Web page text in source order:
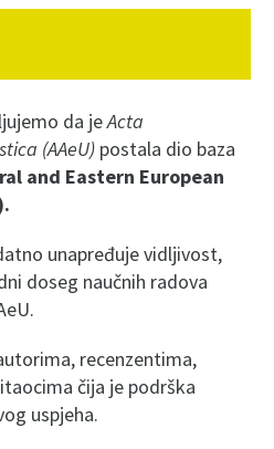
da jeActa
(AAeU) postala dio baza
and Eastern European
.
unapređuje vidljivost,
doseg naučnih radova
recenzentima,
čija je podrška
uspjeha.